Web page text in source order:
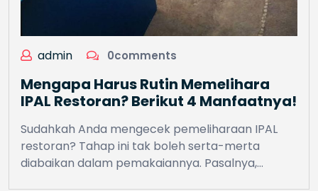
admin 0comments
Mengapa Harus Rutin Memelihara
IPAL Restoran? Berikut 4 Manfaatnya!
Sudahkah Anda mengecek pemeliharaan IPAL
restoran? Tahap ini tak boleh serta-merta
diabaikan dalam pemakaiannya. Pasalnya,…